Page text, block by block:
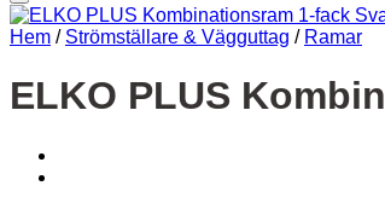
Hem / Strömställare & Vägguttag / Ramar
ELKO PLUS